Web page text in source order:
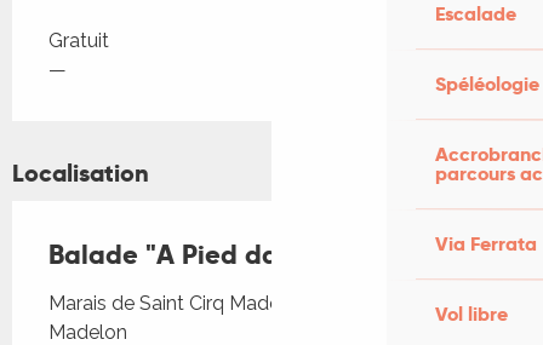
Escalade
Spéléologie
parcours
Via Ferrata
Vol libre
Tarifs 2026
Gratuit
—
Localisation
Balade "A Pied dans le Marais"
Marais de Saint Cirq Madelon, 46300 Saint-Cirq-
Madelon